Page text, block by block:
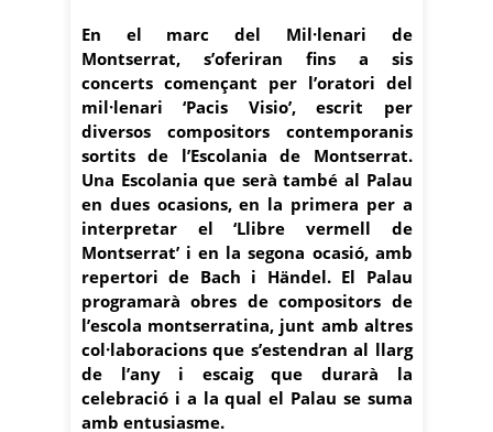
En el marc del Mil·lenari de
Montserrat, s’oferiran fins a sis
concerts començant per l’oratori del
mil·lenari ‘Pacis Visio’, escrit per
diversos compositors contemporanis
sortits de l’Escolania de Montserrat.
Una Escolania que serà també al Palau
en dues ocasions, en la primera per a
interpretar el ‘Llibre vermell de
Montserrat’ i en la segona ocasió, amb
repertori de Bach i Händel. El Palau
programarà obres de compositors de
l’escola montserratina, junt amb altres
col·laboracions que s’estendran al llarg
de l’any i escaig que durarà la
celebració i a la qual el Palau se suma
amb entusiasme.